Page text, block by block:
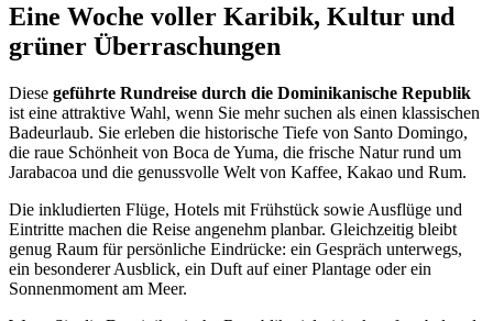
Eine Woche voller Karibik, Kultur und
grüner Überraschungen
Diese geführte Rundreise durch die Dominikanische Republik
ist eine attraktive Wahl, wenn Sie mehr suchen als einen klassischen
Badeurlaub. Sie erleben die historische Tiefe von Santo Domingo,
die raue Schönheit von Boca de Yuma, die frische Natur rund um
Jarabacoa und die genussvolle Welt von Kaffee, Kakao und Rum.
Die inkludierten Flüge, Hotels mit Frühstück sowie Ausflüge und
Eintritte machen die Reise angenehm planbar. Gleichzeitig bleibt
genug Raum für persönliche Eindrücke: ein Gespräch unterwegs,
ein besonderer Ausblick, ein Duft auf einer Plantage oder ein
Sonnenmoment am Meer.